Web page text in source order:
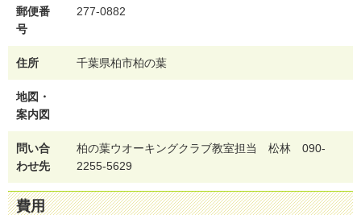
郵便番
号
277-0882
住所 千葉県柏市柏の葉
地図・
案内図
問い合
わせ先
柏の葉ウオーキングクラブ教室担当 松林 090-
2255-5629
費用